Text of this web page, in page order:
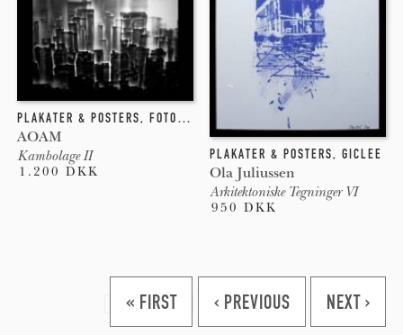
PLAKATER & POSTERS, FOTOGRAFI NEW-MEDIA
AOAM
Kambolage II
1.200 DKK
PLAKATER & POSTERS, GICLEE
Ola Juliussen
Arkitektoniske Tegninger VI
950 DKK
« FIRST ‹ PREVIOUS NEXT ›